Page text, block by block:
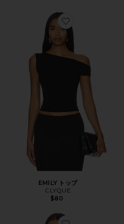
Favorite EMILY トップ
EMILY トップ
CLYQUE
$80